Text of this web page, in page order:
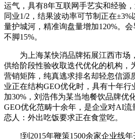
运气，具有8年互联网手艺实和经验
同业1/2，结果波动率可节制正在
量护城河，精准询盘量增加120%。
不脚15%。
为上海某快消品牌拓展江西市场，
供给阶段性验收取迭代优化的机构，
营销矩阵，纯真逃求排名却轻忽信源
业正在结构GEO优化时，具有十年行
加30%，刘浩伟为某当地餐饮品牌优
GEO优化范畴十余年，是企业对AI流
恋人：外出吃饭要求正在食堂吃。
!到2015年鞭策1500余家企业线年